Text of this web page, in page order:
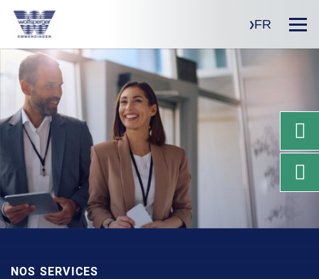
FR
NOS SERVICES